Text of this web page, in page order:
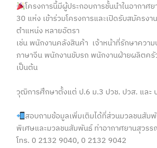
โครงการนี้มีผู้ประกอบการชั้นนำในอากาศ
30 แห่ง เข้าร่วมโครงการและเปิดรับสมัครง
ตำแหน่ง หลายอัตรา
เช่น พนักงานคลังสินค้า เจ้าหน้าที่รักษาควา
ภาษาจีน พนักงานขับรถ พนักงานฝ่ายผลิตครั
เป็นต้น
วุฒิการศึกษาตั้งแต่ ป.6 ม.3 ปวช. ปวส. และ
สอบถามข้อมูลเพิ่มเติมได้ที่ส่วนมวลชนสัม
พิเศษและมวลชนสัมพันธ์ ท่าอากาศยานสุวร
โทร. 0 2132 9040, 0 2132 9042